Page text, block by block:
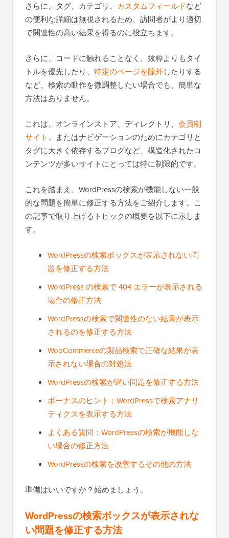
さらに、タグ、カテゴリ、 カスタムフィールドなど
の便利な詳細は無視されるため、訪問者がより適切
で関連性の高い結果を得るのに役立ちます。
さらに、コードに触れることなく、抜粋よりもタイ
トルを優先したり、 特定のページを除外したりする
など、検索の動作を微調整したい場合でも、簡単な
方法はありません。
これは、オンラインストア、ディレクトリ、 会員制
サイト 、またはナビゲーションのためにカテゴリと
タグに大きく依存するブログなど、構造化されたコ
ンテンツが多いサイトにとっては特に制限的です。
これを踏まえ、WordPressの検索が機能しない一般
的な問題を簡単に修正する方法をご紹介します。こ
の記事で取り上げるトピックの概要を以下に示しま
す。
WordPressの検索ボックスが表示されない問
題を修正する方法
WordPress の検索で 404 エラーが表示される
場合の修正方法
WordPressの検索で関連性のない結果が表示
されるのを修正する方法
WooCommerceの製品検索で正確な結果が表
示されない場合の対処法
WordPressの検索が遅い問題を修正する方法
ボーナスのヒント：WordPressで検索アナリ
ティクスを表示する方法
よくある質問：WordPressの検索が機能しな
い場合の修正方法
WordPressの検索を改善するその他の方法
準備はいいですか？始めましょう。
WordPressの検索ボックスが表示されな
い問題を修正する方法